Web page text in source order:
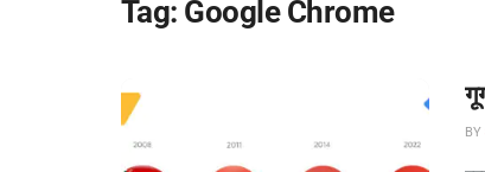
Tag: Google Chrome
BY